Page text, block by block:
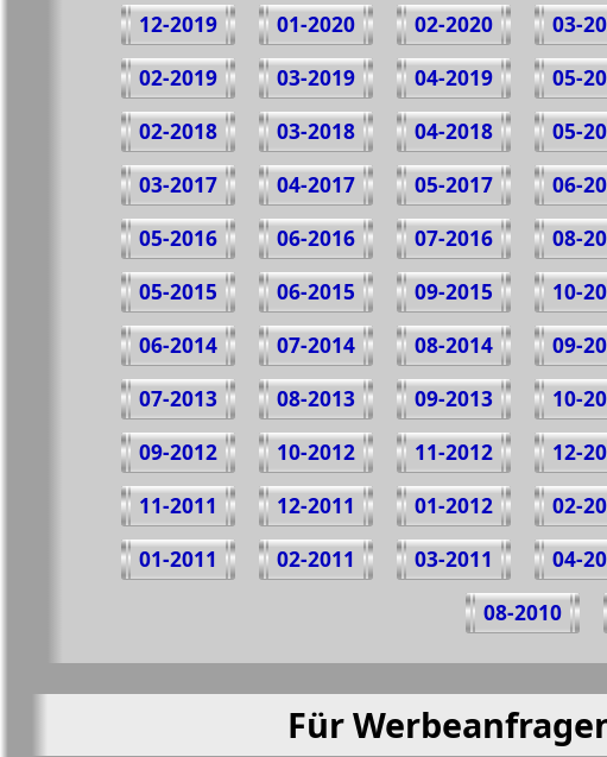
03-
02-2020
01-2020
12-2019
05-
04-2019
03-2019
02-2019
05-
04-2018
03-2018
02-2018
06-
05-2017
04-2017
03-2017
08-
07-2016
06-2016
05-2016
10-
09-2015
06-2015
05-2015
09-
08-2014
07-2014
06-2014
10-
09-2013
08-2013
07-2013
12-
11-2012
10-2012
09-2012
02-
01-2012
12-2011
11-2011
04-
03-2011
02-2011
01-2011
08-2010
Für